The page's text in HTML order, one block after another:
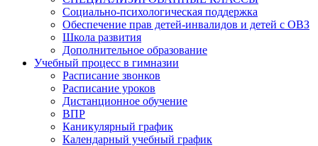
Социально-психологическая поддержка
Обеспечение прав детей-инвалидов и детей с ОВЗ
Школа развития
Дополнительное образование
Учебный процесс в гимназии
Расписание звонков
Расписание уроков
Дистанционное обучение
ВПР
Каникулярный график
Календарный учебный график